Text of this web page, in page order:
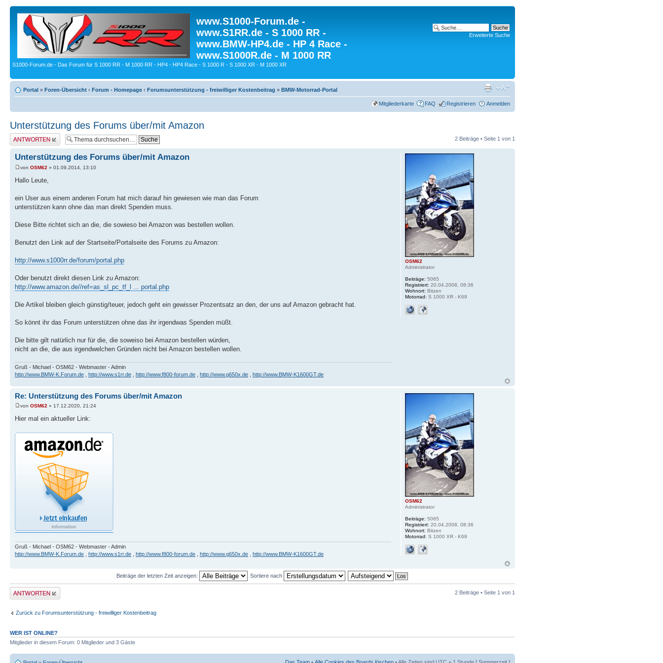
www.S1000-Forum.de -
www.S1RR.de - S 1000 RR -
www.BMW-HP4.de - HP 4 Race -
www.S1000R.de - M 1000 RR
S1000-Forum.de - Das Forum für S 1000 RR - M 1000 RR - HP4 - HP4 Race - S 1000 R - S 1000 XR - M 1000 XR
Erweiterte Suche
Portal » Foren-Übersicht ‹ Forum - Homepage ‹ Forumsunterstützung - freiwilliger Kostenbeitrag » BMW-Motorrad-Portal
Mitgliederkarte FAQ Registrieren Anmelden
Unterstützung des Forums über/mit Amazon
Antwort erstellen 2 Beiträge • Seite 1 von 1
Unterstützung des Forums über/mit Amazon
von OSM62 » 01.09.2014, 13:10
Hallo Leute,
ein User aus einem anderen Forum hat mich darauf hin gewiesen wie man das Forum
unterstützen kann ohne das man direkt Spenden muss.
Diese Bitte richtet sich an die, die sowieso bei Amazon was bestellen wollen.
Benutzt den Link auf der Startseite/Portalseite des Forums zu Amazon:
http://www.s1000rr.de/forum/portal.php
Oder benutzt direkt diesen Link zu Amazon:
http://www.amazon.de//ref=as_sl_pc_tf_l ... portal.php
Die Artikel bleiben gleich günstig/teuer, jedoch geht ein gewisser Prozentsatz an den, der uns auf Amazon gebracht hat.
So könnt ihr das Forum unterstützen ohne das ihr irgendwas Spenden müßt.
Die bitte gilt natürlich nur für die, die soweiso bei Amazon bestellen würden,
nicht an die, die aus irgendwelchen Gründen nicht bei Amazon bestellen wollen.
Gruß - Michael - OSM62 - Webmaster - Admin
http://www.BMW-K.Forum.de
http://www.s1rr.de http://www.f800-forum.de http://www.g650x.de http://www.BMW-K1600GT.de
OSM62
Administrator
Beiträge: 5065
Registriert: 20.04.2008, 08:36
Wohnort: Bitzen
Motorrad: S 1000 XR - K69
Re: Unterstützung des Forums über/mit Amazon
von OSM62 » 17.12.2020, 21:24
Hier mal ein aktueller Link:
Gruß - Michael - OSM62 - Webmaster - Admin
http://www.BMW-K.Forum.de , http://www.s1rr.de , http://www.f800-forum.de , http://www.g650x.de , http://www.BMW-K1600GT.de
OSM62
Administrator
Beiträge: 5065
Registriert: 20.04.2008, 08:36
Wohnort: Bitzen
Motorrad: S 1000 XR - K69
Beiträge der letzten Zeit anzeigen: Sortiere nach
Antwort erstellen 2 Beiträge • Seite 1 von 1
Zurück zu Forumsunterstützung - freiwilliger Kostenbeitrag
WER IST ONLINE?
Mitglieder in diesem Forum: 0 Mitglieder und 3 Gäste